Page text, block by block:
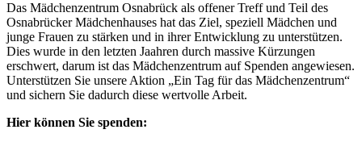
Das Mädchenzentrum Osnabrück als offener Treff und Teil des
Osnabrücker Mädchenhauses hat das Ziel, speziell Mädchen und
junge Frauen zu stärken und in ihrer Entwicklung zu unterstützen.
Dies wurde in den letzten Jaahren durch massive Kürzungen
erschwert, darum ist das Mädchenzentrum auf Spenden angewiesen.
Unterstützen Sie unsere Aktion „Ein Tag für das Mädchenzentrum“
und sichern Sie dadurch diese wertvolle Arbeit.
Hier können Sie spenden: